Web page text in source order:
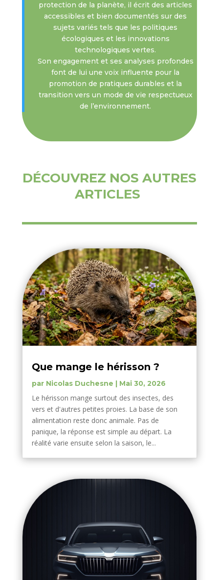
protection de la planète, il écrit des articles
accessibles et bien documentés sur des
sujets variés tels que les politiques
écologiques et les innovations
technologiques vertes.
Son engagement et ses analyses profondes
font de lui une voix influente pour la
promotion de pratiques durables et la
transition vers un mode de vie respectueux
de l’environnement.
DÉCOUVREZ NOS AUTRES
ARTICLES
Que mange le hérisson ?
par Nicolas Duchesne | Mai 30, 2026
Le hérisson mange surtout des insectes, des
vers et d'autres petites proies. La base de son
alimentation reste donc animale. Pas de
panique, la réponse est simple au départ. La
réalité varie ensuite selon la saison, le...